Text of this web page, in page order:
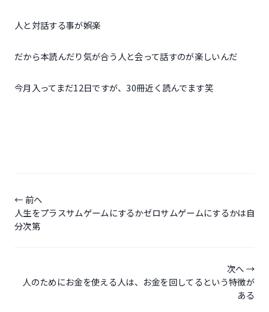
人と対話する事が娯楽
だから本読んだり気が合う人と会って話すのが楽しいんだ
今月入ってまだ12日ですが、30冊近く読んでます笑
稿
ナ
ー
前へ
人生をプラスサムゲームにするかゼロサムゲームにするかは自
分次第
次へ
人のためにお金を使える人は、お金を回してるという特徴が
ある